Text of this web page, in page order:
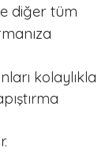
diğer tüm
kolaylıkla